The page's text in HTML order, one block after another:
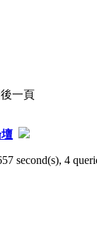
一頁
second(s), 4